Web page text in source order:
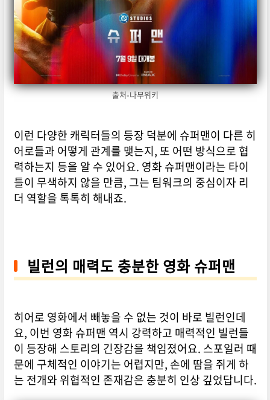
출처-나무위키
이런 다양한 캐릭터들의 등장 덕분에 슈퍼맨이 다른 히
어로들과 어떻게 관계를 맺는지, 또 어떤 방식으로 협
력하는지 등을 알 수 있어요. 영화 슈퍼맨이라는 타이
틀이 무색하지 않을 만큼, 그는 팀워크의 중심이자 리
더 역할을 톡톡히 해내죠.
빌런의 매력도 충분한 영화 슈퍼맨
히어로 영화에서 빼놓을 수 없는 것이 바로 빌런인데
요, 이번 영화 슈퍼맨 역시 강력하고 매력적인 빌런들
이 등장해 스토리의 긴장감을 책임졌어요. 스포일러 때
문에 구체적인 이야기는 어렵지만, 손에 땀을 쥐게 하
는 전개와 위협적인 존재감은 충분히 인상 깊었답니다.